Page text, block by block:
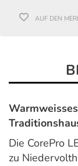
AUF DEN
Die CorePro
zu